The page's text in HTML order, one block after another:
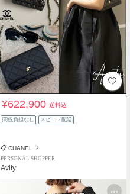
¥622,900送料込
関税負担なし スピード配送
CHANEL
PERSONAL SHOPPER
Avity